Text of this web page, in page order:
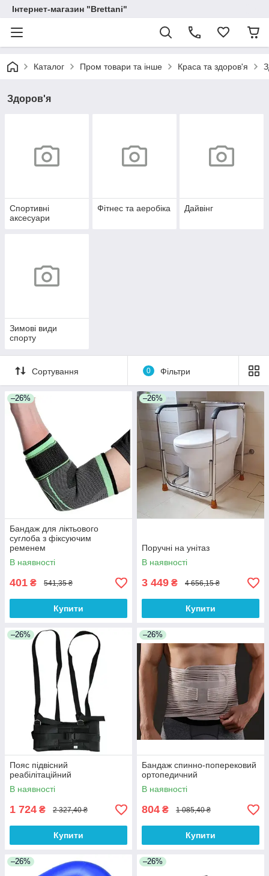
Інтернет-магазин "Brettani"
Каталог Пром товари та інше Краса та здоров'я
Здоров'я
Спортивні
аксесуари
Фітнес та аеробіка Дайвінг
Зимові види
спорту
Сортування 0 Фільтри
–26%
Бандаж для ліктьового
суглоба з фіксуючим
ременем
В наявності
401 ₴ 541,35 ₴
Купити
–26%
Поручні на унітаз
В наявності
3 449 ₴ 4 656,15 ₴
Купити
–26%
Пояс підвісний
реабілітаційний
В наявності
1 724 ₴ 2 327,40 ₴
Купити
–26%
Бандаж спинно-поперековий
ортопедичний
В наявності
804 ₴ 1 085,40 ₴
Купити
–26% –26%